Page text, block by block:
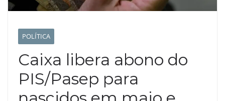
POLÍTICA
Caixa libera abono do
PIS/Pasep para